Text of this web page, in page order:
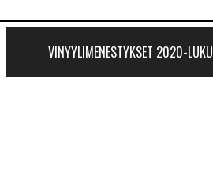
VINYYLIMENESTYKSET 2020-LUKU